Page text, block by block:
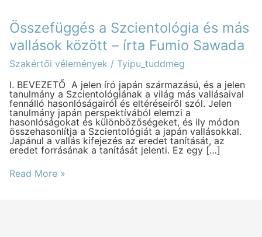
Összefüggés a Szcientológia és más
vallások között – írta Fumio Sawada
Szakértői vélemények / Tyipu_tuddmeg
I. BEVEZETŐ A jelen író japán származású, és a jelen
tanulmány a Szcientológiának a világ más vallásaival
fennálló hasonlóságairól és eltéréseiről szól. Jelen
tanulmány japán perspektívából elemzi a
hasonlóságokat és különbözőségeket, és ily módon
összehasonlítja a Szcientológiát a japán vallásokkal.
Japánul a vallás kifejezés az eredet tanítását, az
eredet forrásának a tanítását jelenti. Ez egy […]
Összefüggés
a
Szcientológia
és
más
vallások
között
–
írta
Fumio
Sawada
Read More »